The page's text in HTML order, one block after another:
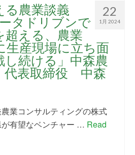
22
1月 2024
る農業談義
タドリブンで
超える、農業
生産現場に立ち面
し続ける」中森農
表取締役 中森
業コンサルティングの株式
有望なベンチャー … Read